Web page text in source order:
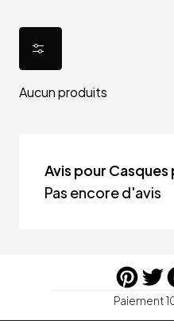
Aucun produits
Avis pour
Pas encore d'avis
Paiement